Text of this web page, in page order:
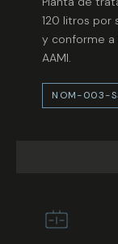
120 litros por
y conforme a
AAMI.
NOM-003-